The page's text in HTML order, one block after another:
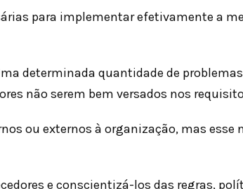
para implementar efetivamente a
determinada quantidade de
não serem bem versados ​​nos
ou externos à organização, mas esse
e conscientizá-los das regras,